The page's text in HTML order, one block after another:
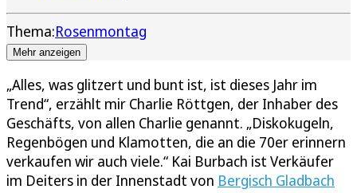
Thema:Rosenmontag
Mehr anzeigen
„Alles, was glitzert und bunt ist, ist dieses Jahr im
Trend“, erzählt mir Charlie Röttgen, der Inhaber des
Geschäfts, von allen Charlie genannt. „Diskokugeln,
Regenbögen und Klamotten, die an die 70er erinnern
verkaufen wir auch viele.“ Kai Burbach ist Verkäufer
im Deiters in der Innenstadt von Bergisch Gladbach